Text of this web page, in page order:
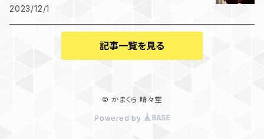
2023/12/1
記事一覧を見る
© かまくら 晴々堂
Powered by